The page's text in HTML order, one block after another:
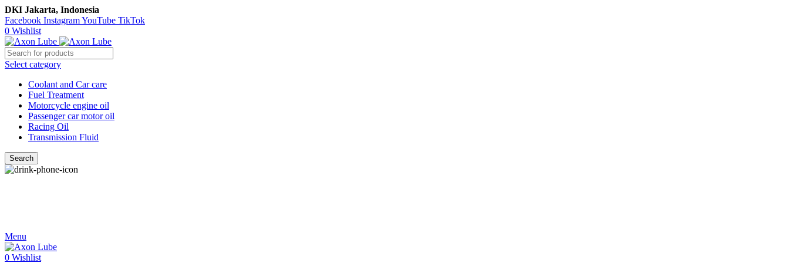
DKI Jakarta, Indonesia
Facebook InstagramYouTube TikTok
0 Wishlist
Select category
Coolant and Car care
Fuel Treatment
Motorcycle engine oil
Passenger car motor oil
Racing Oil
Transmission Fluid
Search
Menu
0 Wishlist